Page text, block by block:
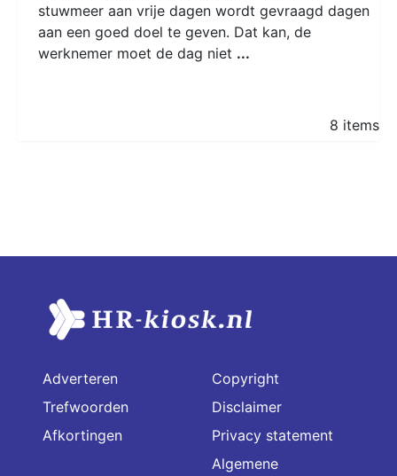
stuwmeer aan vrije dagen wordt gevraagd dagen
aan een goed doel te geven. Dat kan, de
werknemer moet de dag niet ...
8 items
Adverteren
Trefwoorden
Afkortingen
Copyright
Disclaimer
Privacy statement
Algemene